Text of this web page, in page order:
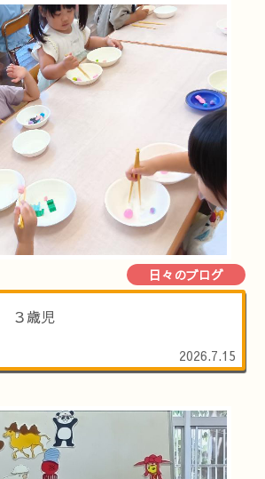
日々のブログ
３歳児
2026.7.15